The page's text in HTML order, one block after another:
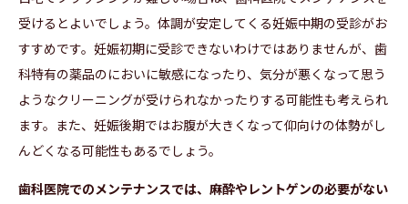
受けるとよいでしょう。体調が安定してくる妊娠中期の受診がお
すすめです。妊娠初期に受診できないわけではありませんが、歯
科特有の薬品のにおいに敏感になったり、気分が悪くなって思う
ようなクリーニングが受けられなかったりする可能性も考えられ
ます。また、妊娠後期ではお腹が大きくなって仰向けの体勢がし
んどくなる可能性もあるでしょう。
歯科医院でのメンテナンスでは、麻酔やレントゲンの必要がない